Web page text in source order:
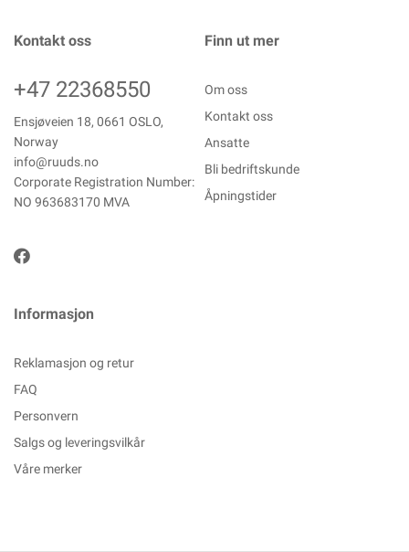
Kontakt oss
+47 22368550
Ensjøveien 18, 0661 OSLO,
Norway
info@ruuds.no
Corporate Registration Number:
NO 963683170 MVA
Finn ut mer
Om oss
Kontakt oss
Ansatte
Bli bedriftskunde
Åpningstider
Informasjon
Reklamasjon og retur
FAQ
Personvern
Salgs og leveringsvilkår
Våre merker